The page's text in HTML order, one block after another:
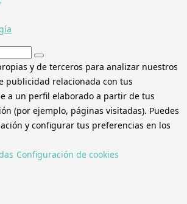
y de terceros para analizar nuestros
publicidad relacionada con tus
a un perfil elaborado a partir de tus
(por ejemplo, páginas visitadas). Puedes
y configurar tus preferencias en los
Configuración de cookies